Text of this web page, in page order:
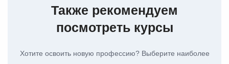
Также рекомендуем
посмотреть курсы
Хотите освоить новую профессию? Выберите наиболее